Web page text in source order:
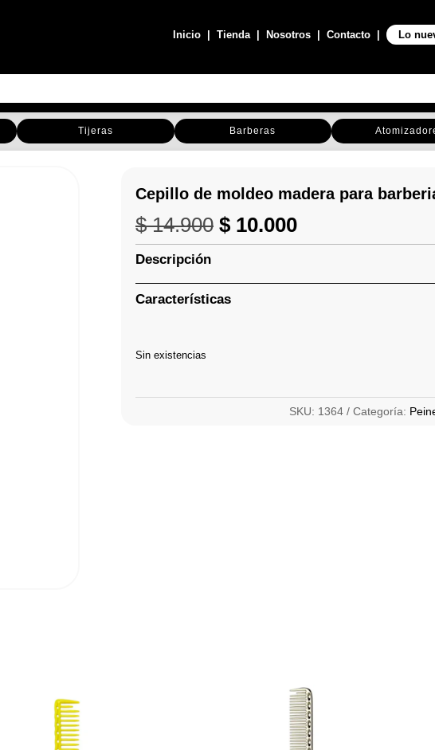
Inicio |Tienda| Nosotros |Contacto | Lo
Tijeras Barberas
Cepillo de moldeo madera para
$14.900 El
precio
era:
$ 14.900.
$ 10.000El
precio
es:
Descripción
Características
Sin existencias
SKU: 1364 Categoría: